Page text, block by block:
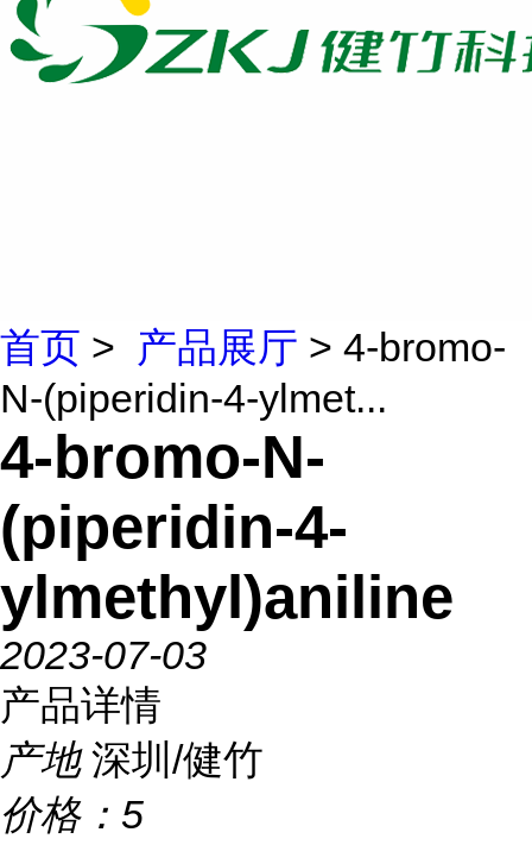
首页 > 产品展厅 > 4-bromo-
N-(piperidin-4-ylmet...
4-bromo-N-
(piperidin-4-
ylmethyl)aniline
2023-07-03
产品详情
产地 深圳/健竹
价格： 5